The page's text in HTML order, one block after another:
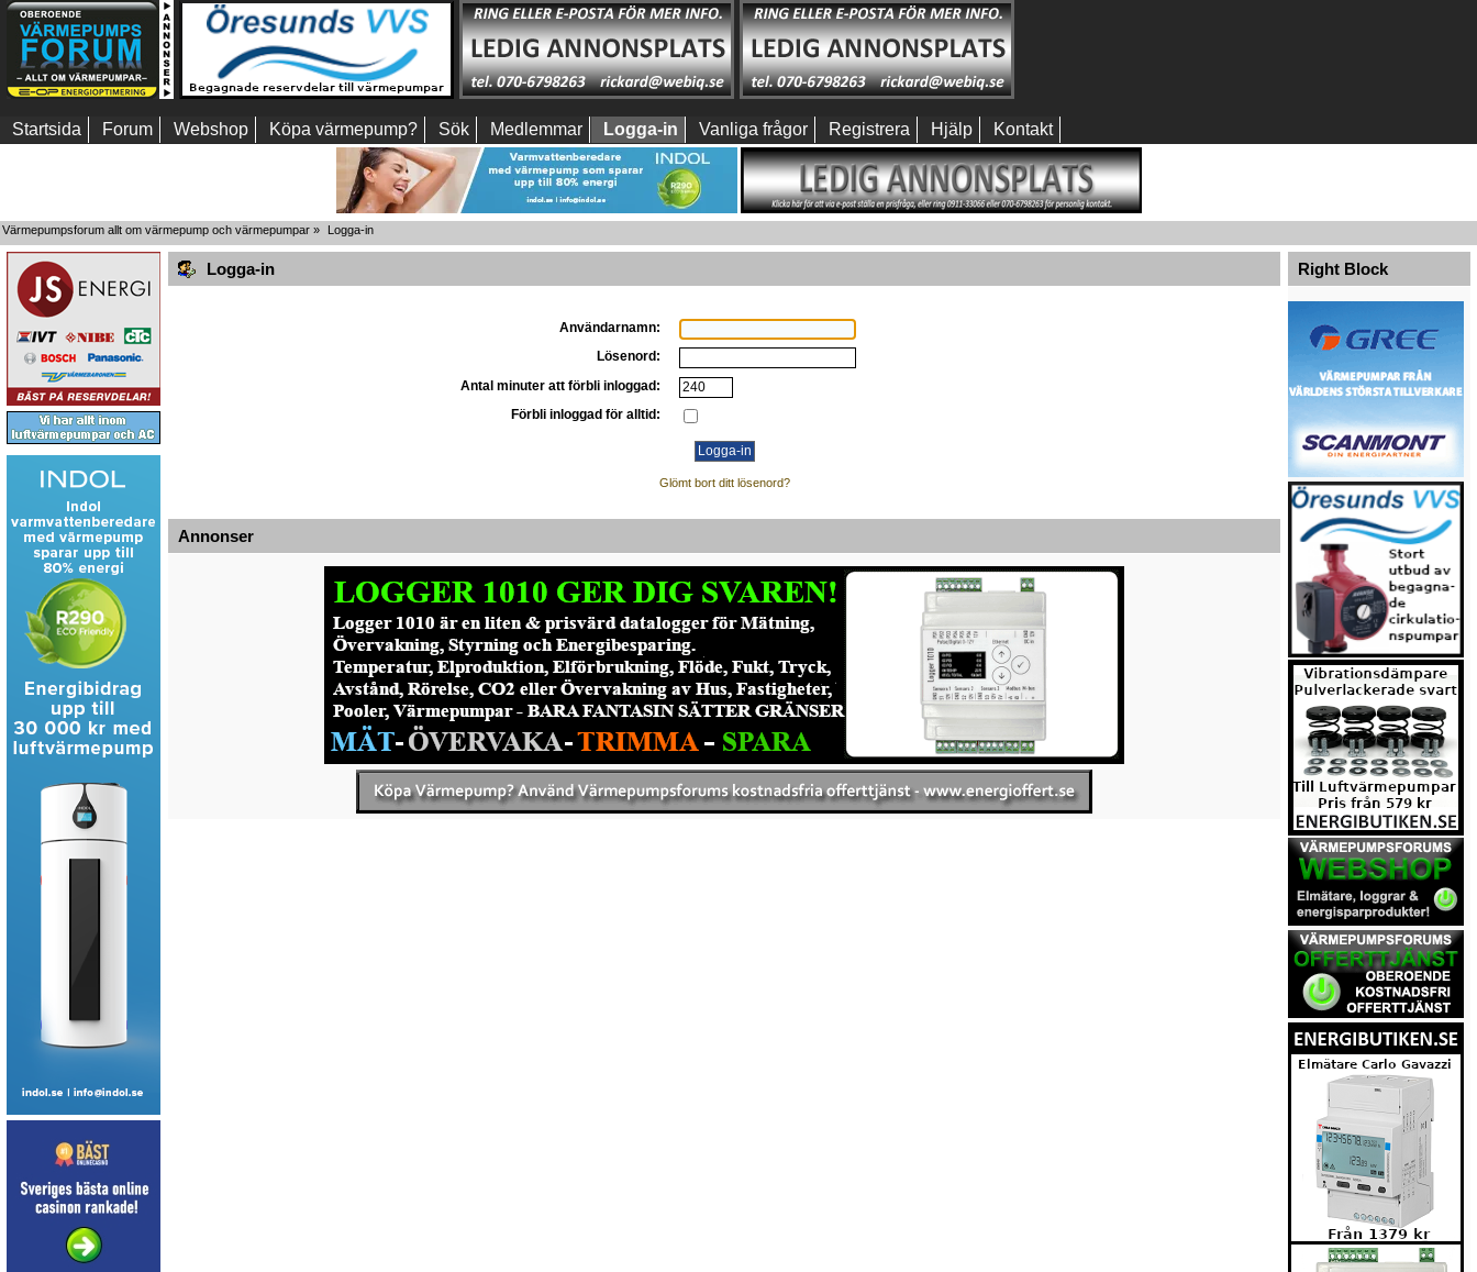
Startsida Forum Webshop Köpa värmepump? Sök Medlemmar Logga-in Vanliga frågor Registrera Hjälp Kontakt
Värmepumpsforum allt om värmepump och värmepumpar » Logga-in
Logga-in
Användarnamn:
Lösenord:
Antal minuter att förbli inloggad:
Förbli inloggad för alltid:
Glömt bort ditt lösenord?
Annonser
Right Block